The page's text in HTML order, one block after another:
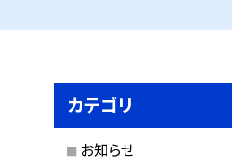
カテゴリ
お知らせ